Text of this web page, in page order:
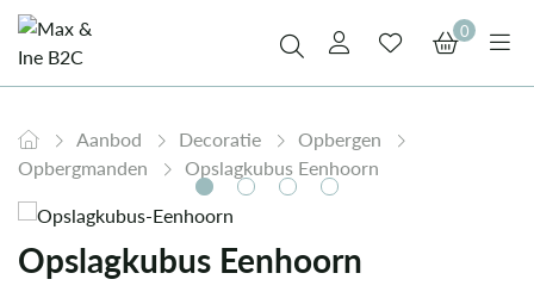
0
Aanbod Decoratie
Opbergen
Opbergmanden
Opslagkubus Eenhoorn
Opslagkubus Eenhoorn